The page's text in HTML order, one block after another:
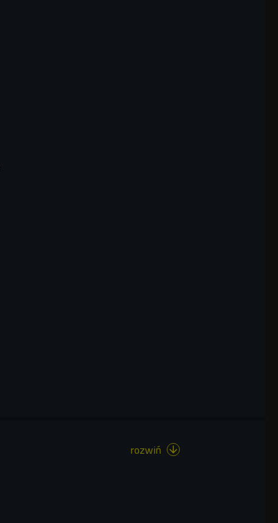
rozwiń 